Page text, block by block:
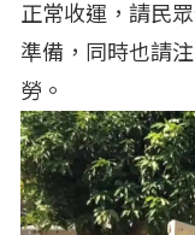
正常收運，請民
準備，同時也請
勞。